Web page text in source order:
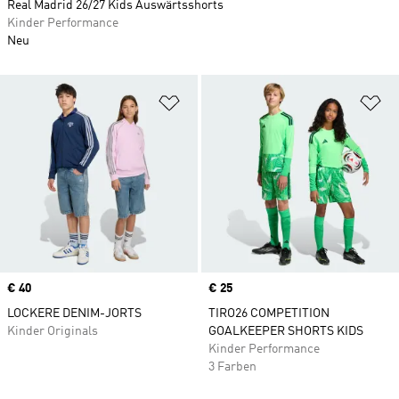
Zur Wunschliste hinzufügen
Price
€ 40
LOCKERE DENIM-JORTS
Kinder Originals
Price
€ 25
TIRO26 COMPETITION
GOALKEEPER SHORTS KIDS
Kinder Performance
3 Farben
Real Madrid 26/27 Kids Auswärtsshorts
Kinder Performance
Neu